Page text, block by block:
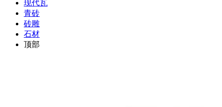
现代瓦
青砖
砖雕
石材
顶部